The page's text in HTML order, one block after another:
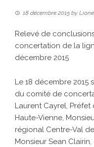
18 décembre 2015 by
Relevé de
concertation de la
décembre 2015
Le 18 décembre 2015
du comité de
Laurent Cayrel,
Haute-Vienne,
régional Centre-Val
Monsieur Sean